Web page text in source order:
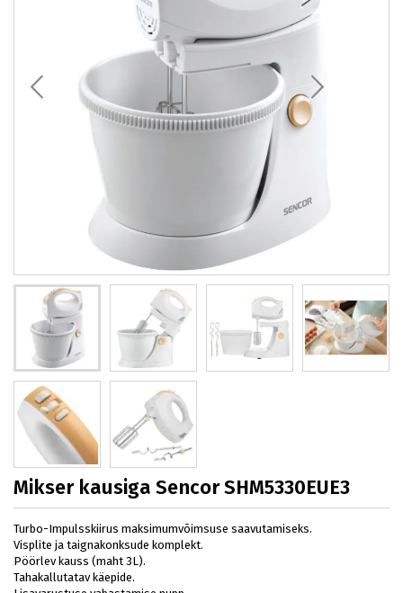
Mikser kausiga Sencor SHM5330EUE3
Turbo-Impulsskiirus maksimumvõimsuse saavutamiseks.
Visplite ja taignakonksude komplekt.
Pöörlev kauss (maht 3L).
Tahakallutatav käepide.